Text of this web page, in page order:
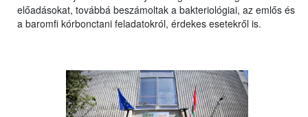
előadásokat, továbbá beszámoltak a bakteriológiai, az emlős és
a baromfi kórbonctani feladatokról, érdekes esetekről is.